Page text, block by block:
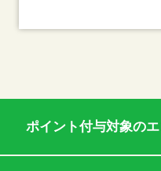
ポイント付与対象の